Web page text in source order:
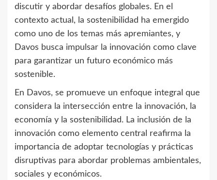
discutir y abordar desafíos globales. En el
contexto actual, la sostenibilidad ha emergido
como uno de los temas más apremiantes, y
Davos busca impulsar la innovación como clave
para garantizar un futuro económico más
sostenible.
En Davos, se promueve un enfoque integral que
considera la intersección entre la innovación, la
economía y la sostenibilidad. La inclusión de la
innovación como elemento central reafirma la
importancia de adoptar tecnologías y prácticas
disruptivas para abordar problemas ambientales,
sociales y económicos.